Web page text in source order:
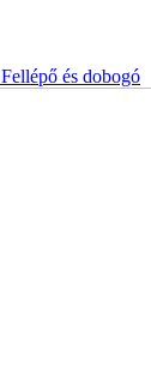
Fellépő és dobogó